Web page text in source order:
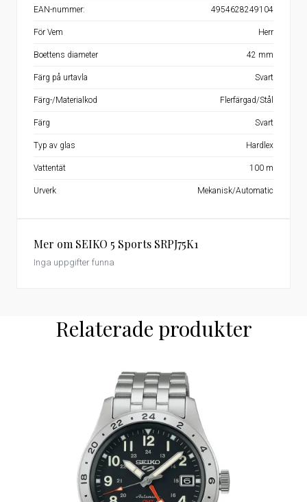
Mer om SEIKO 5 Sports SRPJ75K1
Inga uppgifter funna
EAN-nummer: 4954628249104
För Vem Herr
Boettens diameter 42 mm
Färg på urtavla Svart
Färg-/Materialkod Flerfärgad/Stål
Färg Svart
Typ av glas Hardlex
Vattentät 100 m
Urverk Mekanisk/Automatic
Relaterade produkter